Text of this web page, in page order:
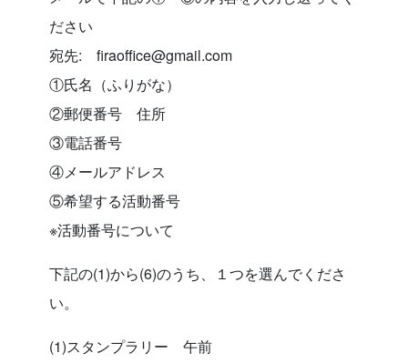
ださい
宛先: firaoffice@gmail.com
①氏名（ふりがな）
②郵便番号 住所
③電話番号
④メールアドレス
⑤希望する活動番号
※活動番号について
下記の(1)から(6)のうち、１つを選んでくださ
い。
(1)スタンプラリー 午前